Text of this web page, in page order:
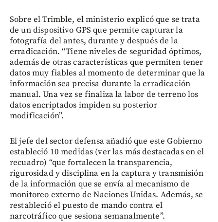
Sobre el Trimble, el ministerio explicó que se trata
de un dispositivo GPS que permite capturar la
fotografía del antes, durante y después de la
erradicación. “Tiene niveles de seguridad óptimos,
además de otras características que permiten tener
datos muy fiables al momento de determinar que la
información sea precisa durante la erradicación
manual. Una vez se finaliza la labor de terreno los
datos encriptados impiden su posterior
modificación”.
El jefe del sector defensa añadió que este Gobierno
estableció 10 medidas (ver las más destacadas en el
recuadro) “que fortalecen la transparencia,
rigurosidad y disciplina en la captura y transmisión
de la información que se envía al mecanismo de
monitoreo externo de Naciones Unidas. Además, se
restableció el puesto de mando contra el
narcotráfico que sesiona semanalmente”.